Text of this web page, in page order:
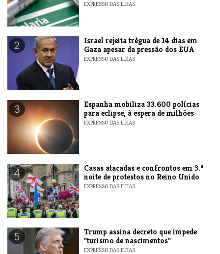
EXPRESSO DAS ILHAS
2
​Israel rejeita trégua de 14 dias em
Gaza apesar da pressão dos EUA
EXPRESSO DAS ILHAS
3
Espanha mobiliza 33.600 polícias
para eclipse, à espera de milhões
EXPRESSO DAS ILHAS
4
Casas atacadas e confrontos em 3.ª
noite de protestos no Reino Unido
EXPRESSO DAS ILHAS
5
Trump assina decreto que impede
"turismo de nascimentos"
EXPRESSO DAS ILHAS